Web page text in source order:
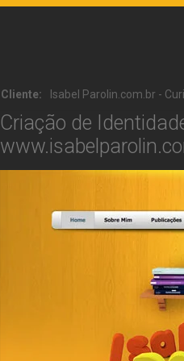
Cliente: Isabel Parolin.com.br -
Criação de